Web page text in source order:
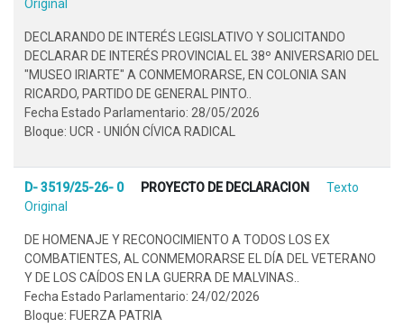
Original
DECLARANDO DE INTERÉS LEGISLATIVO Y SOLICITANDO
DECLARAR DE INTERÉS PROVINCIAL EL 38º ANIVERSARIO DEL
"MUSEO IRIARTE" A CONMEMORARSE, EN COLONIA SAN
RICARDO, PARTIDO DE GENERAL PINTO..
Fecha Estado Parlamentario: 28/05/2026
Bloque: UCR - UNIÓN CÍVICA RADICAL
D- 3519/25-26- 0 PROYECTO DE DECLARACION
Texto
Original
DE HOMENAJE Y RECONOCIMIENTO A TODOS LOS EX
COMBATIENTES, AL CONMEMORARSE EL DÍA DEL VETERANO
Y DE LOS CAÍDOS EN LA GUERRA DE MALVINAS..
Fecha Estado Parlamentario: 24/02/2026
Bloque: FUERZA PATRIA